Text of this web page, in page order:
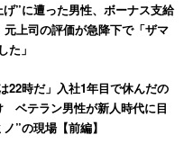
務も安定しており、普
をもらうという点では
してもしっかり付け
となることはほとんど
され、評価に関しても
”に遭った男性、ボーナス支給
上司の評価が急降下で「ザマ
た」
22時だ」入社1年目で休んだの
ベテラン男性が新人時代に目
”の現場【前編】